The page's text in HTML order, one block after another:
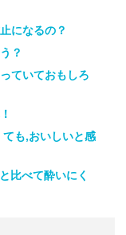
になるの？
？
ていておもしろ
も,おいしいと感
比べて酔いにく